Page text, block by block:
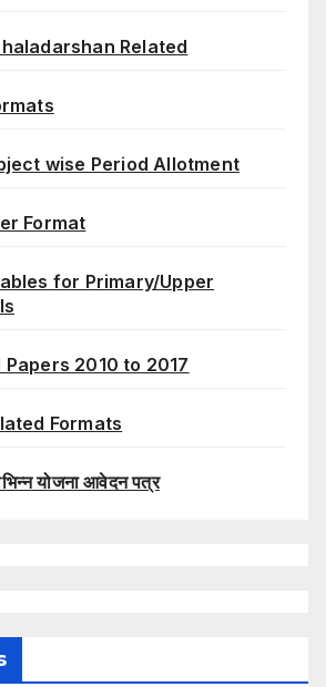
Related
wise Period Allotment
Format
for Primary/Upper
Papers 2010 to 2017
Formats
योजना आवेदन पत्र